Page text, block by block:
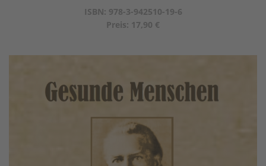
ISBN: 978-3-942510-19-6
Preis: 17,90 €